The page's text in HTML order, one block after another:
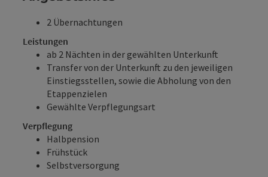
2 Übernachtungen
Leistungen
ab 2 Nächten in der gewählten Unterkunft
Transfer von der Unterkunft zu den jeweiligen
Einstiegsstellen, sowie die Abholung von den
Etappenzielen
Gewählte Verpflegungsart
Verpflegung
Halbpension
Frühstück
Selbstversorgung